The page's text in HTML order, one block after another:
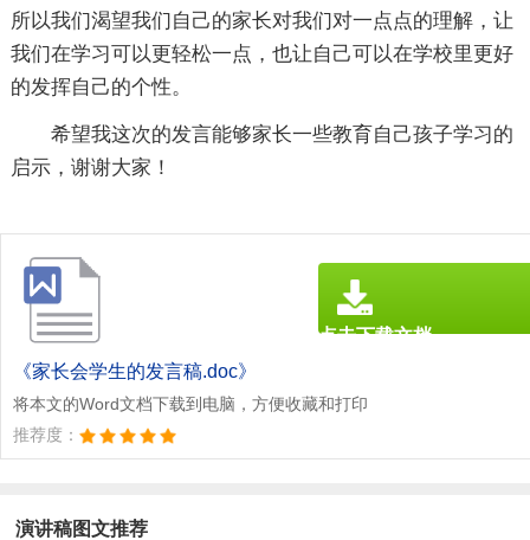
所以我们渴望我们自己的家长对我们对一点点的理解，让
我们在学习可以更轻松一点，也让自己可以在学校里更好
的发挥自己的个性。
希望我这次的发言能够家长一些教育自己孩子学习的
启示，谢谢大家！
《家长会学生的发言稿.doc》
将本文的Word文档下载到电脑，方便收藏和打印
推荐度：
点击下载文档
演讲稿图文推荐